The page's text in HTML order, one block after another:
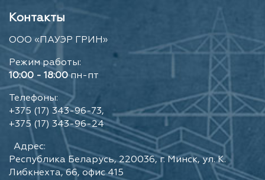
Контакты
ООО «ПАУЭР ГРИН»
Режим работы:
10:00 - 18:00 пн-пт
Телефоны:
+375 (17) 343-96-73,
+375 (17) 343-96-24
Адрес:
Республика Беларусь, 220036, г. Минск, ул. К.
Либкнехта, 66, офис 415